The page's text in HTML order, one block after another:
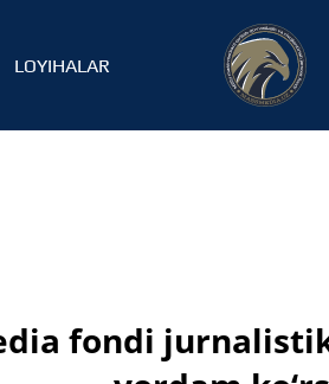
LOYIHALAR
fondi